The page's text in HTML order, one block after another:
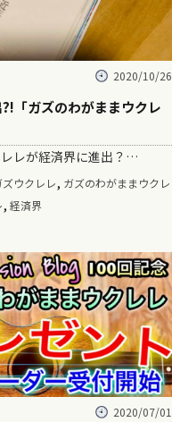
2020/10/26
「ガズのわがままウクレ
レが経済界に進出？…
ズウクレレ, ガズのわがままウクレ
, 経済界
2020/07/01